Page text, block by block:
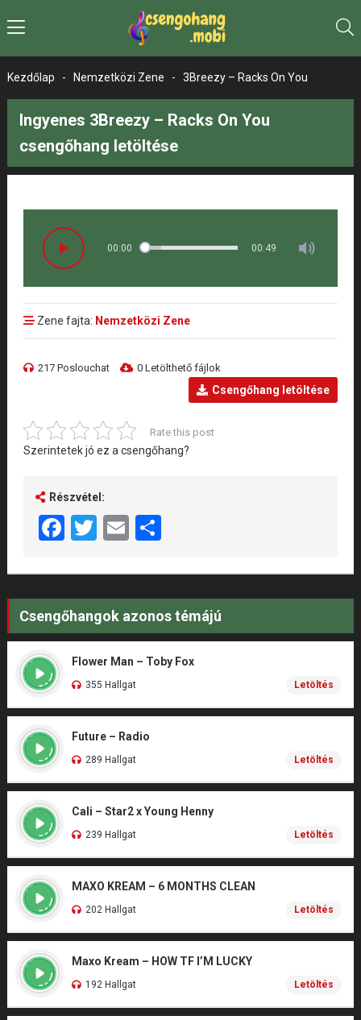
Kezdőlap - Nemzetközi Zene - 3Breezy – Racks On You
Ingyenes 3Breezy – Racks On You
csengőhang letöltése
00:00 00:49
Zene fajta: Nemzetközi Zene
217 Poslouchat 0 Letölthető fájlok
Csengőhang letöltése
Rate this post
Szerintetek jó ez a csengőhang?
Részvétel:
Facebook
Twitter
EmailShare
Csengőhangok azonos témájú
Flower Man – Toby Fox
355 Hallgat Letöltés
Future – Radio
289 Hallgat Letöltés
Cali – Star2 x Young Henny
239 Hallgat Letöltés
MAXO KREAM – 6 MONTHS CLEAN
202 Hallgat Letöltés
Maxo Kream – HOW TF I’M LUCKY
192 Hallgat Letöltés